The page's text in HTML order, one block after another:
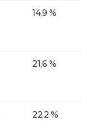
14,9 %
21,6 %
22,2 %